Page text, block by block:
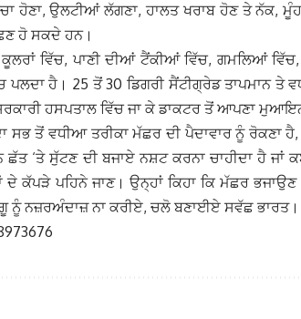
ਹੋਣਾ, ਉਲਟੀਆਂ ਲੱਗਣਾ, ਹਾਲਤ ਖਰਾਬ ਹੋਣ ਤੇ ਨੱਕ,
ਹੋ ਸਕਦੇ ਹਨ।
ਵਿੱਚ, ਪਾਣੀ ਦੀਆਂ ਟੈਂਕੀਆਂ ਵਿੱਚ, ਗਮਲਿਆਂ
ਪਲਦਾ ਹੈ। 25 ਤੋਂ 30 ਡਿਗਰੀ ਸੈਂਟੀਗ੍ਰੇਡ ਤਾਪਮਾਨ
ਹਸਪਤਾਲ ਵਿੱਚ ਜਾ ਕੇ ਡਾਕਟਰ ਤੋਂ ਆਪਣਾ
ਸਭ ਤੋਂ ਵਧੀਆ ਤਰੀਕਾ ਮੱਛਰ ਦੀ ਪੈਦਾਵਾਰ ਨੂੰ ਰੋਕਣਾ
ਛੱਤ ‘ਤੇ ਸੁੱਟਣ ਦੀ ਬਜਾਏ ਨਸ਼ਟ ਕਰਨਾ ਚਾਹੀਦਾ ਹੈ
ਦੇ ਕੱਪੜੇ ਪਹਿਨੇ ਜਾਣ। ਉਨ੍ਹਾਂ ਕਿਹਾ ਕਿ ਮੱਛਰ
ਨੂੰ ਨਜ਼ਰਅੰਦਾਜ਼ ਨਾ ਕਰੀਏ, ਚਲੋ ਬਣਾਈਏ ਸਵੱਛ ਭਾਰਤ।